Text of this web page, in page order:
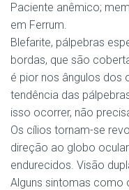
Paciente anêmico;
em Ferrum.
Blefarite, pálpebras
bordas, que são
é pior nos ângulos dos
tendência das
isso ocorrer, não
Os cílios tornam-se
direção ao globo
endurecidos. Visão
Alguns sintomas como